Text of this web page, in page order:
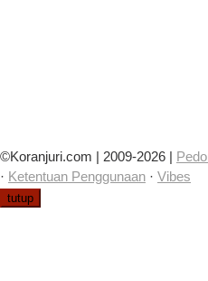
©Koranjuri.com | 2009-2026 |
· Ketentuan Penggunaan · Vibes
tutup